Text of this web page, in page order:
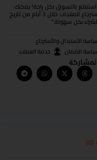
بالتسوق بكل راحة! يمكنك
استرجاع المنتجات خلال 3 أيام من تاريخ
بكل سهولة."
الأستبدال والأسترجاع
الضمان
خدمة العملاء